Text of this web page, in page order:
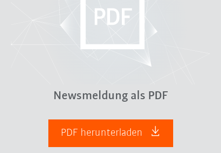
Newsmeldung als PDF
PDF herunterladen